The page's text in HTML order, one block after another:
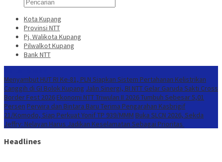
Kota Kupang
Provinsi NTT
Pj. Walikota Kupang
Pilwalkot Kupang
Bank NTT
Menyambut HUT RI Ke-81, PLN Siapkan Sistem Pertahanan Kelistrikan
Canggih di GI Bolok Kupang Jalin Sinergi, BI NTT Gelar Garuda Sakti Cross
Border Fest 2026 Ekonomi NTT Triwulan II 2026 Tumbuh Sebesar 5,01
Persen Perwira dan Bintara Baru Terima Pengarahan Kasbrigif
21/Komodo, Siap Perkuat Yonif TP 939/MMM Buka SLCN 2026, Sekda
Jeffry: Nelayan Harus Jadikan Keselamatan Sebagai Prioritas
Headlines